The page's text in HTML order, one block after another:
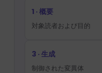
1 · 概要
対象読者および目的
3 · 生成
制御された変異体